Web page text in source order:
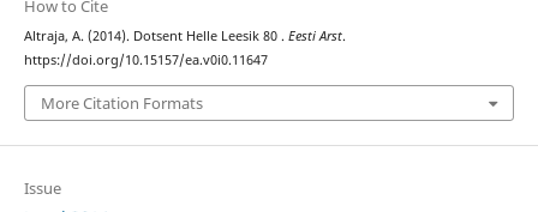
How to Cite
Altraja, A. (2014). Dotsent Helle Leesik 80 . Eesti Arst.
https://doi.org/10.15157/ea.v0i0.11647
More Citation Formats
Issue